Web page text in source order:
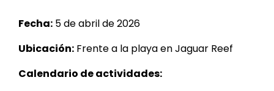
Fecha: 5 de abril de 2026
Ubicación: Frente a la playa en Jaguar Reef
Calendario de actividades: